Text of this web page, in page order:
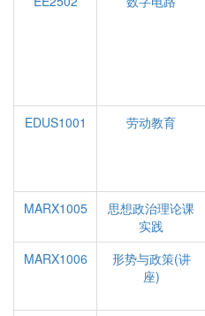
EDUS1001
劳动教育
MARX1005
思想政治理论课
实践
MARX1006
形势与政策(讲
座)